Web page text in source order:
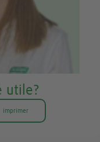
utile?
imprimer